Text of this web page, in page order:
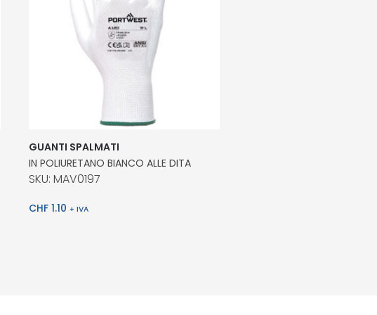
GUANTI SPALMATI
IN POLIURETANO BIANCO ALLE DITA
SKU: MAV0197
CHF 1.10 + IVA